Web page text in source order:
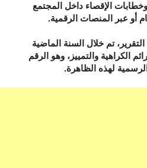
الإقصاء داخل المجتمع
أو عبر المنصات الرقمية.
تم خلال السنة الماضية
بجرائم الكراهية والتمييز، وهو الرقم
الرسمية لهذه الظاهرة.